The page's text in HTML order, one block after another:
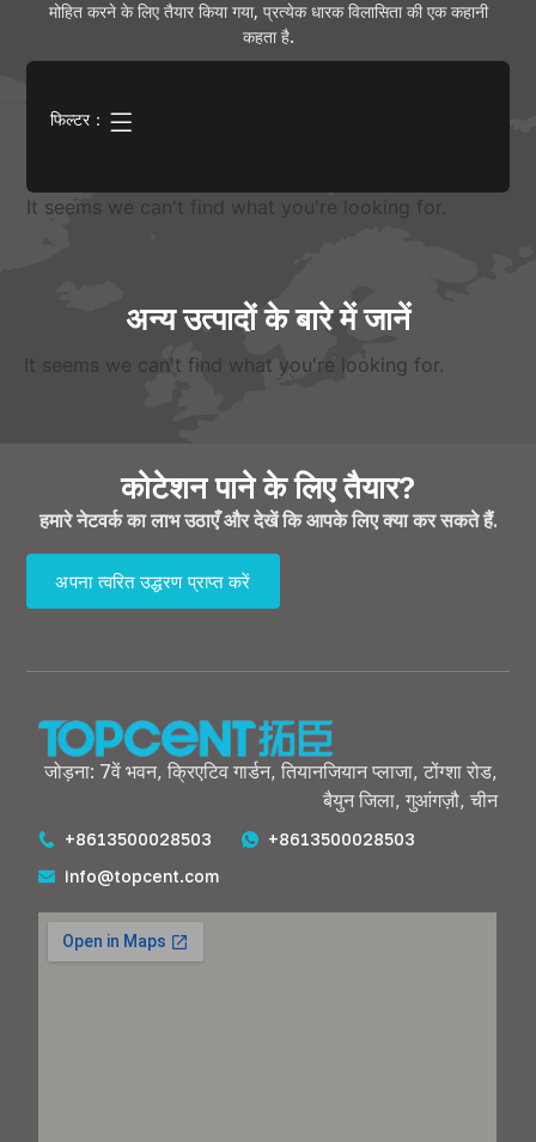
मोहित करने के लिए तैयार किया गया, प्रत्येक धारक विलासिता की एक कहानी
कहता है.
फिल्टर：
It seems we can't find what you're looking for .
अन्य उत्पादों के बारे में जानें
It seems we can't find what you're looking for.
कोटेशन पाने के लिए तैयार?
हमारे नेटवर्क का लाभ उठाएँ और देखें कि आपके लिए क्या कर सकते हैं.
अपना त्वरित उद्धरण प्राप्त करें
जोड़ना: 7वें भवन, क्रिएटिव गार्डन, तियानजियान प्लाजा, टोंग्शा रोड,
बैयुन जिला, गुआंगज़ौ, चीन
+8613500028503
+8613500028503
info@topcent.com